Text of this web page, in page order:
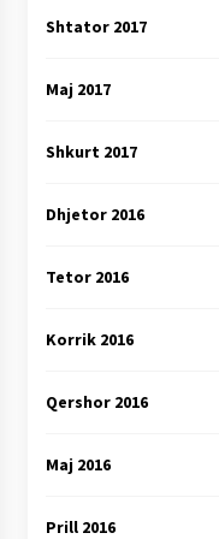
Shtator 2017
Maj 2017
Shkurt 2017
Dhjetor 2016
Tetor 2016
Korrik 2016
Qershor 2016
Maj 2016
Prill 2016